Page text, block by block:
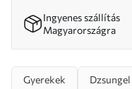
Ingyenes szállítás
Magyarországra
Gyerekek